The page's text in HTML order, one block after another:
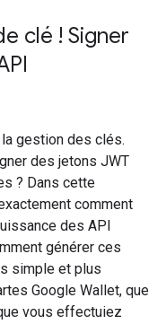
clé ! Signer
gestion des clés.
des jetons JWT
? Dans cette
comment
des API
générer ces
simple et plus
Google Wallet, que
vous effectuiez